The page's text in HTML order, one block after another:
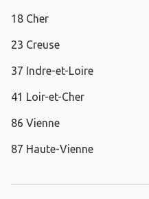
18 Cher
23 Creuse
37 Indre-et-Loire
41 Loir-et-Cher
86 Vienne
87 Haute-Vienne